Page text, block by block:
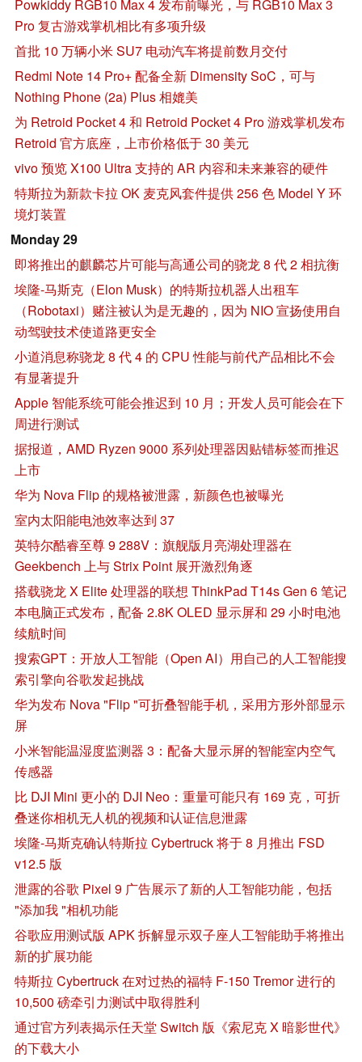
Powkiddy RGB10 Max 4 发布前曝光，与 RGB10 Max 3
Pro 复古游戏掌机相比有多项升级
首批 10 万辆小米 SU7 电动汽车将提前数月交付
Redmi Note 14 Pro+ 配备全新 Dimensity SoC，可与
Nothing Phone (2a) Plus 相媲美
为 Retroid Pocket 4 和 Retroid Pocket 4 Pro 游戏掌机发布
Retroid 官方底座，上市价格低于 30 美元
vivo 预览 X100 Ultra 支持的 AR 内容和未来兼容的硬件
特斯拉为新款卡拉 OK 麦克风套件提供 256 色 Model Y 环
境灯装置
Monday 29
即将推出的麒麟芯片可能与高通公司的骁龙 8 代 2 相抗衡
埃隆-马斯克（Elon Musk）的特斯拉机器人出租车
（Robotaxi）赌注被认为是无趣的，因为 NIO 宣扬使用自
动驾驶技术使道路更安全
小道消息称骁龙 8 代 4 的 CPU 性能与前代产品相比不会
有显著提升
Apple 智能系统可能会推迟到 10 月；开发人员可能会在下
周进行测试
据报道，AMD Ryzen 9000 系列处理器因贴错标签而推迟
上市
华为 Nova Flip 的规格被泄露，新颜色也被曝光
室内太阳能电池效率达到 37
英特尔酷睿至尊 9 288V：旗舰版月亮湖处理器在
Geekbench 上与 Strix Point 展开激烈角逐
搭载骁龙 X Elite 处理器的联想 ThinkPad T14s Gen 6 笔记
本电脑正式发布，配备 2.8K OLED 显示屏和 29 小时电池
续航时间
搜索GPT：开放人工智能（Open AI）用自己的人工智能搜
索引擎向谷歌发起挑战
华为发布 Nova "Flip "可折叠智能手机，采用方形外部显示
屏
小米智能温湿度监测器 3：配备大显示屏的智能室内空气
传感器
比 DJI Mini 更小的 DJI Neo：重量可能只有 169 克，可折
叠迷你相机无人机的视频和认证信息泄露
埃隆-马斯克确认特斯拉 Cybertruck 将于 8 月推出 FSD
v12.5 版
泄露的谷歌 Pixel 9 广告展示了新的人工智能功能，包括
"添加我 "相机功能
谷歌应用测试版 APK 拆解显示双子座人工智能助手将推出
新的扩展功能
特斯拉 Cybertruck 在对过热的福特 F-150 Tremor 进行的
10,500 磅牵引力测试中取得胜利
通过官方列表揭示任天堂 Switch 版《索尼克 X 暗影世代》
的下载大小